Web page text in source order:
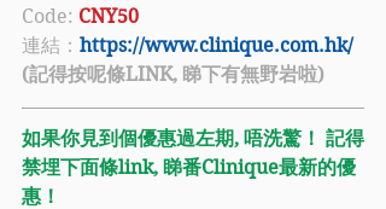
Code: CNY50
連結： https://www.clinique.com.hk/
(記得按呢條LINK, 睇下有無野岩啦)
如果你見到個優惠過左期, 唔洗驚！ 記得
禁埋下面條link, 睇番Clinique最新的優
惠！